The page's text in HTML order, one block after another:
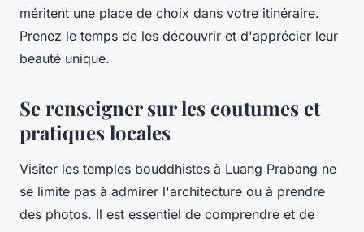
méritent une place de choix dans votre itinéraire.
Prenez le temps de les découvrir et d'apprécier leur
beauté unique.
Se renseigner sur les coutumes et
pratiques locales
Visiter les temples bouddhistes à Luang Prabang ne
se limite pas à admirer l'architecture ou à prendre
des photos. Il est essentiel de comprendre et de